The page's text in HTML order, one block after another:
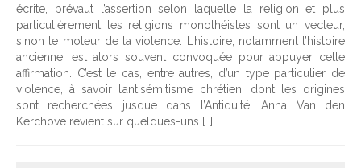
écrite, prévaut l’assertion selon laquelle la religion et plus
particulièrement les religions monothéistes sont un vecteur,
sinon le moteur de la violence. L’histoire, notamment l’histoire
ancienne, est alors souvent convoquée pour appuyer cette
affirmation. C’est le cas, entre autres, d’un type particulier de
violence, à savoir l’antisémitisme chrétien, dont les origines
sont recherchées jusque dans l’Antiquité. Anna Van den
Kerchove revient sur quelques-uns […]